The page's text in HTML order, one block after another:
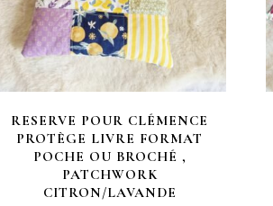
RESERVE POUR CLÉMENCE
PROTÈGE LIVRE FORMAT
POCHE OU BROCHÉ ,
PATCHWORK
CITRON/LAVANDE